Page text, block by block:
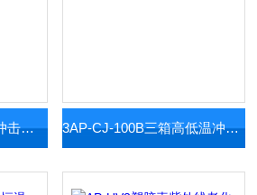
2AP-CJ-50A提篮冷热冲击试验箱 3AP-CJ-100B三箱高低温冲击非标试验箱